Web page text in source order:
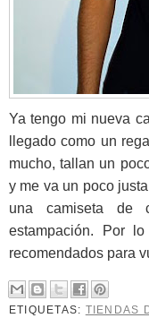
Ya tengo mi nueva
llegado como un
mucho, tallan un
y me va un poco
una camiseta de
estampación. Por
recomendados para
ETIQUETAS: TIENDAS